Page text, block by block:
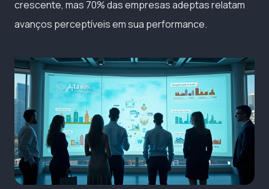
crescente, mas 70% das empresas adeptas relatam
avanços perceptíveis em sua performance.